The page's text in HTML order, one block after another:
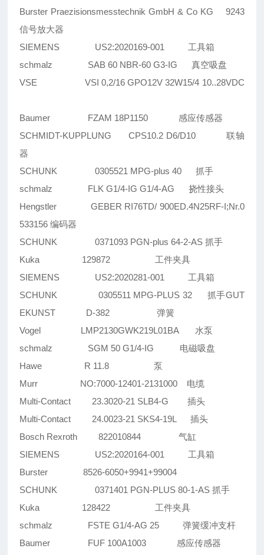
Burster Praezisionsmesstechnik GmbH & Co KG 9243
信号放大器
SIEMENS US2:2020169-001 工具箱
schmalz SAB 60 NBR-60 G3-IG 真空吸盘
VSE VSI 0,2/16 GPO12V 32W15/4 10..28VDC
Baumer FZAM 18P1150 感应传感器
SCHMIDT-KUPPLUNG CPS10.2 D6/D10 联轴
器
SCHUNK 0305521 MPG-plus 40 抓手
schmalz FLK G1/4-IG G1/4-AG 挠性接头
Hengstler GEBER RI76TD/ 900ED.4N25RF-I;Nr.0
533156 编码器
SCHUNK 0371093 PGN-plus 64-2-AS 抓手
Kuka 129872 工件夹具
SIEMENS US2:2020281-001 工具箱
SCHUNK 0305511 MPG-PLUS 32 抓手GUT
EKUNST D-382 弹簧
Vogel LMP2130GWK219L01BA 水泵
schmalz SGM 50 G1/4-IG 电磁吸盘
Hawe R 11.8 泵
Murr NO:7000-12401-2131000 电缆
Multi-Contact 23.3020-21 SLB4-G 插头
Multi-Contact 24.0023-21 SKS4-19L 插头
Bosch Rexroth 822010844 气缸
SIEMENS US2:2020164-001 工具箱
Burster 8526-6050+9941+99004
SCHUNK 0371401 PGN-PLUS 80-1-AS 抓手
Kuka 128422 工件夹具
schmalz FSTE G1/4-AG 25 弹簧缓冲支杆
Baumer FUF 100A1003 感应传感器